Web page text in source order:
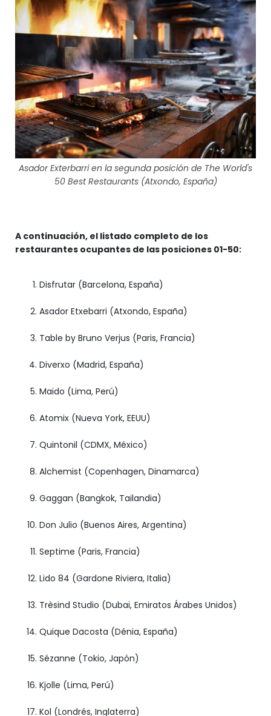
Asador Exterbarri en la segunda posición de The World's
50 Best Restaurants (Atxondo, España)
A continuación, el listado completo de los
restaurantes ocupantes de las posiciones 01-50:
Disfrutar (Barcelona, España)
Asador Etxebarri (Atxondo, España)
Table by Bruno Verjus (Paris, Francia)
Diverxo (Madrid, España)
Maido (Lima, Perú)
Atomix (Nueva York, EEUU)
Quintonil (CDMX, México)
Alchemist (Copenhagen, Dinamarca)
Gaggan (Bangkok, Tailandia)
Don Julio (Buenos Aires, Argentina)
Septime (Paris, Francia)
Lido 84 (Gardone Riviera, Italia)
Trèsind Studio (Dubai, Emiratos Árabes Unidos)
Quique Dacosta (Dénia, España)
Sézanne (Tokio, Japón)
Kjolle (Lima, Perú)
Kol (Londrés, Inglaterra)